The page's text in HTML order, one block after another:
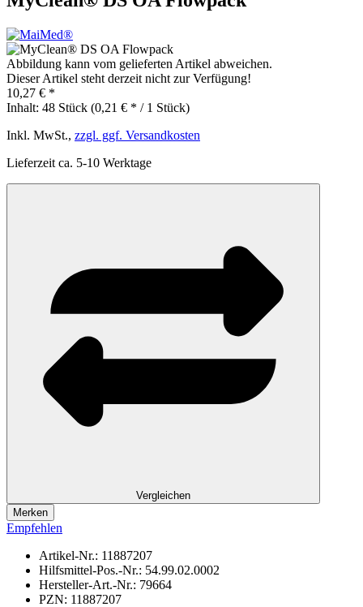
Abbildung kann vom gelieferten Artikel abweichen.
Dieser Artikel steht derzeit nicht zur Verfügung!
10,27 € *
Inhalt: 48 Stück (0,21 € * / 1 Stück)
Inkl. MwSt., zzgl. ggf. Versandkosten
Lieferzeit ca. 5-10 Werktage
Vergleichen
Merken
Empfehlen
Artikel-Nr.: 11887207
Hilfsmittel-Pos.-Nr.: 54.99.02.0002
Hersteller-Art.-Nr.: 79664
PZN: 11887207